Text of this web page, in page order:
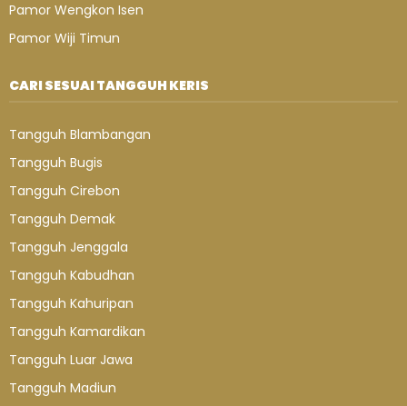
Pamor Wengkon Isen
Pamor Wiji Timun
CARI SESUAI TANGGUH KERIS
Tangguh Blambangan
Tangguh Bugis
Tangguh Cirebon
Tangguh Demak
Tangguh Jenggala
Tangguh Kabudhan
Tangguh Kahuripan
Tangguh Kamardikan
Tangguh Luar Jawa
Tangguh Madiun